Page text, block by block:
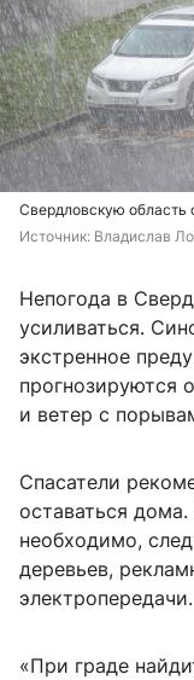
Свердловскую область
Источник: Владислав
Непогода в
усиливаться.
экстренное
прогнозируются
и ветер с
Спасатели
оставаться
необходимо,
деревьев,
электропередачи.
«При граде